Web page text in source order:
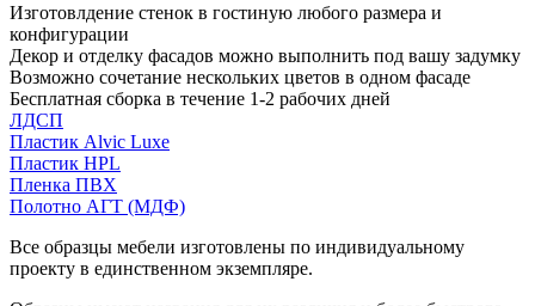
Изготовлдение стенок в гостиную любого размера и
конфигурации
Декор и отделку фасадов можно выполнить под вашу задумку
Возможно сочетание нескольких цветов в одном фасаде
Бесплатная сборка в течение 1-2 рабочих дней
ЛДСП
Пластик Alvic Luxe
Пластик HPL
Пленка ПВХ
Полотно АГТ (МДФ)
Все образцы мебели изготовлены по индивидуальному
проекту в единственном экземпляре.